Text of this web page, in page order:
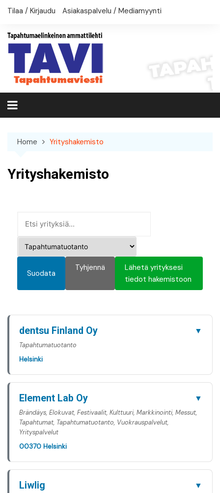
Skip
Tilaa / Kirjaudu Asiakaspalvelu / Mediamyynti
Home Yrityshakemisto
Yrityshakemisto
Suodata
Tyhjennä
Lähetä yrityksesi
tiedot hakemistoon
dentsu Finland Oy ▼
Tapahtumatuotanto
Helsinki
Element Lab Oy ▼
Brändäys, Elokuvat, Festivaalit, Kulttuuri, Markkinointi, Messut,
Tapahtumat, Tapahtumatuotanto, Vuokrauspalvelut,
Yrityspalvelut
00370 Helsinki
Liwlig ▼